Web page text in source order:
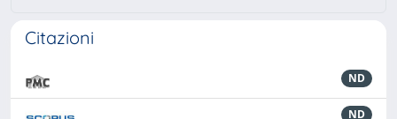
Citazioni
ND
ND